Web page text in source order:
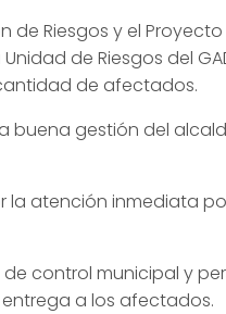
Riesgos y el Proyecto
de Riesgos del
de afectados.
buena gestión del
la atención inmediata
control municipal y
a los afectados.